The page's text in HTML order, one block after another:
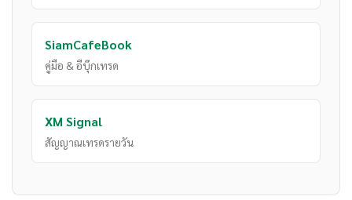
SiamCafeBook
คู่มือ & อีบุ๊กเทรด
XM Signal
สัญญาณเทรดรายวัน